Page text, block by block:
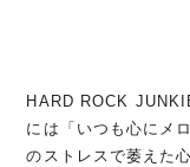
HARD ROCK
には「いつも心にメ
のストレスで萎えた